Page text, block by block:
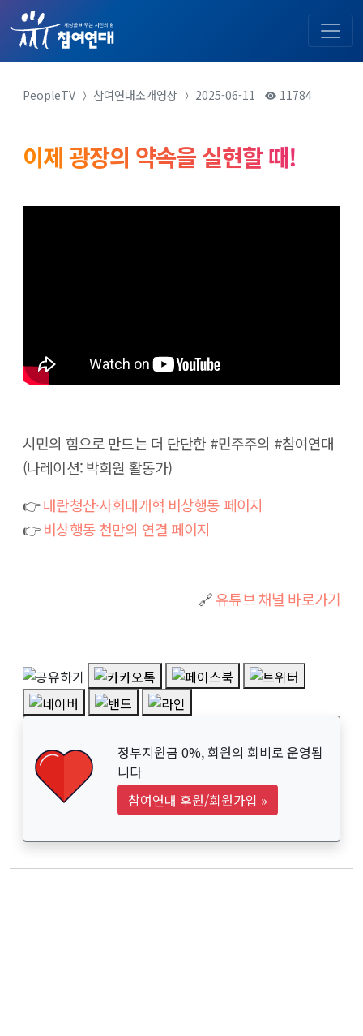
PeopleTV 참여연대소개영상 2025-06-11 11784
이제 광장의 약속을 실현할 때!
시민의 힘으로 만드는 더 단단한 #민주주의 #참여연대
(나레이션: 박희원 활동가)
👉내란청산·사회대개혁 비상행동 페이지
👉비상행동 천만의 연결 페이지
🔗유튜브 채널 바로가기
정부지원금 0%, 회원의 회비로 운영됩
니다
참여연대 후원/회원가입 »